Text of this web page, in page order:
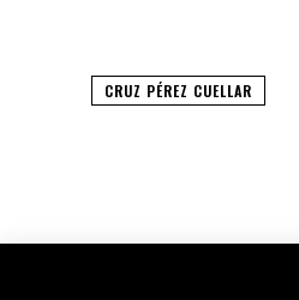
CRUZ PÉREZ CUELLAR